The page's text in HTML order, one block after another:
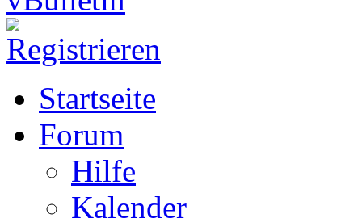
Startseite
Forum
Hilfe
Kalender